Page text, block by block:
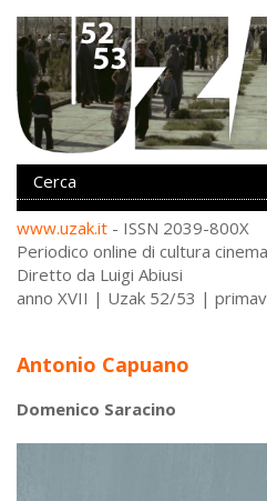
www.uzak.it - ISSN 2039-800X
Periodico online di cultura
Diretto da Luigi Abiusi
anno XVII | Uzak 52/53 |
Antonio Capuano
Domenico Saracino